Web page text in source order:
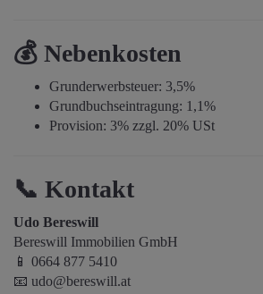
💰 Nebenkosten
Grunderwerbsteuer: 3,5%
Grundbuchseintragung: 1,1%
Provision: 3% zzgl. 20% USt
📞 Kontakt
Udo Bereswill
Bereswill Immobilien GmbH
📱 0664 877 5410
📧 udo@bereswill.at